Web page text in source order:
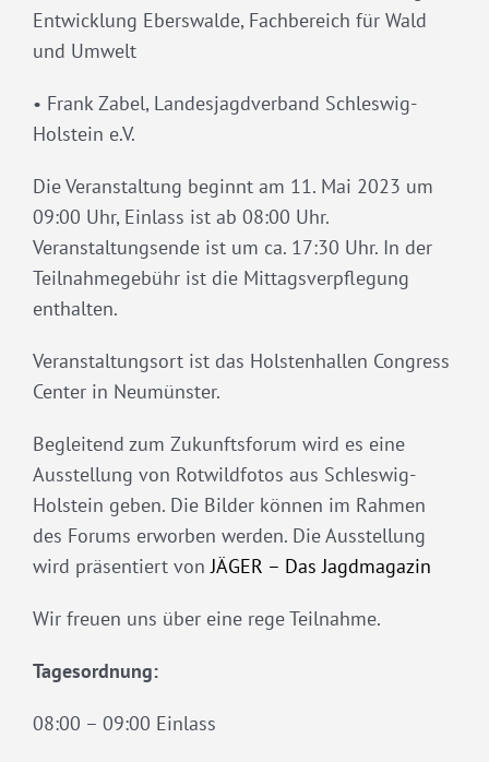
Entwicklung Eberswalde, Fachbereich für Wald
und Umwelt
• Frank Zabel, Landesjagdverband Schleswig-
Holstein e.V.
Die Veranstaltung beginnt am 11. Mai 2023 um
09:00 Uhr, Einlass ist ab 08:00 Uhr.
Veranstaltungsende ist um ca. 17:30 Uhr. In der
Teilnahmegebühr ist die Mittagsverpflegung
enthalten.
Veranstaltungsort ist das Holstenhallen Congress
Center in Neumünster.
Begleitend zum Zukunftsforum wird es eine
Ausstellung von Rotwildfotos aus Schleswig-
Holstein geben. Die Bilder können im Rahmen
des Forums erworben werden. Die Ausstellung
wird präsentiert vonJÄGER – Das Jagdmagazin
Wir freuen uns über eine rege Teilnahme.
Tagesordnung:
08:00 – 09:00 Einlass